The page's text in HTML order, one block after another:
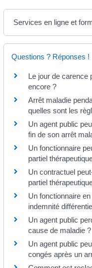
Services en ligne et
Questions ? Réponses !
Le jour de carence
encore ?
Arrêt maladie
quelles sont les
Un agent public
fin de son arrêt
Un fonctionnaire
partiel
Un contractuel
partiel
Un fonctionnaire
indemnité
Un agent public
cause de maladie ?
Un agent public
congés après un